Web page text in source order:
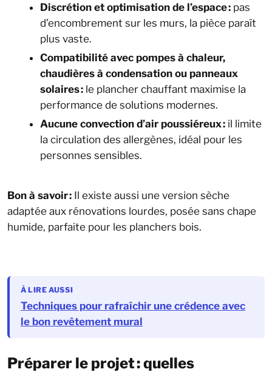
Discrétion et optimisation de l’espace : pas
d’encombrement sur les murs, la pièce paraît
plus vaste.
Compatibilité avec pompes à chaleur,
chaudières à condensation ou panneaux
solaires : le plancher chauffant maximise la
performance de solutions modernes.
Aucune convection d’air poussiéreux : il limite
la circulation des allergènes, idéal pour les
personnes sensibles.
Bon à savoir : Il existe aussi une version sèche
adaptée aux rénovations lourdes, posée sans chape
humide, parfaite pour les planchers bois.
À LIRE AUSSI
Techniques pour rafraîchir une crédence avec
le bon revêtement mural
Préparer le projet : quelles